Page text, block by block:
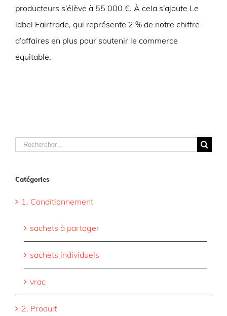
producteurs s’élève à 55 000 €. À cela s’ajoute Le
label Fairtrade, qui représente 2 % de notre chiffre
d’affaires en plus pour soutenir le commerce
équitable.
Rechercher
Catégories
1. Conditionnement
sachets à partager
sachets individuels
vrac
2. Produit